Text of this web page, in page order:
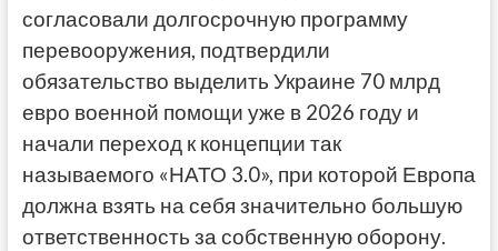
согласовали долгосрочную программу
перевооружения, подтвердили
обязательство выделить Украине 70 млрд
евро военной помощи уже в 2026 году и
начали переход к концепции так
называемого «НАТО 3.0», при которой Европа
должна взять на себя значительно большую
ответственность за собственную оборону.